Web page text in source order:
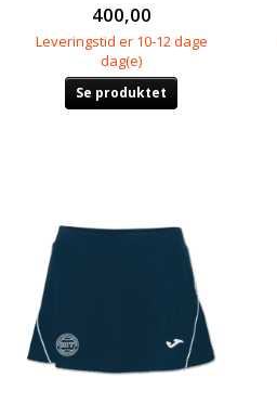
400,00
Leveringstid er 10-12 dage
dag(e)
Se produktet